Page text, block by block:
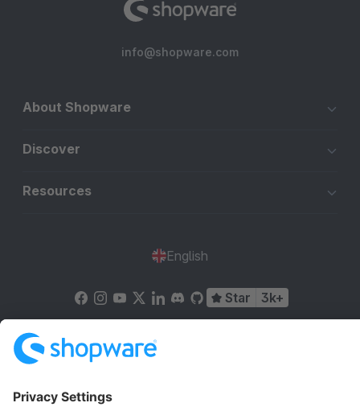
info@shopware.com
About Shopware
Discover
Resources
English
Star 3k+